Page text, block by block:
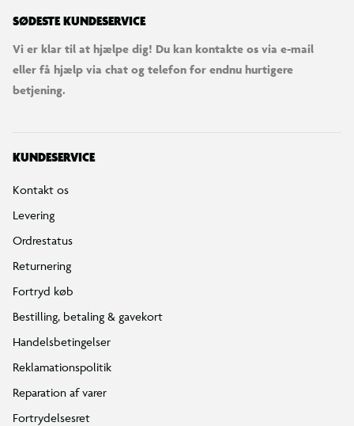
SØDESTE KUNDESERVICE
Vi er klar til at hjælpe dig! Du kan kontakte os via e-mail
eller få hjælp via chat og telefon for endnu hurtigere
betjening.
KUNDESERVICE
Kontakt os
Levering
Ordrestatus
Returnering
Fortryd køb
Bestilling, betaling & gavekort
Handelsbetingelser
Reklamationspolitik
Reparation af varer
Fortrydelsesret